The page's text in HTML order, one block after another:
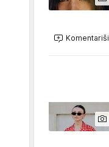
Komentariši